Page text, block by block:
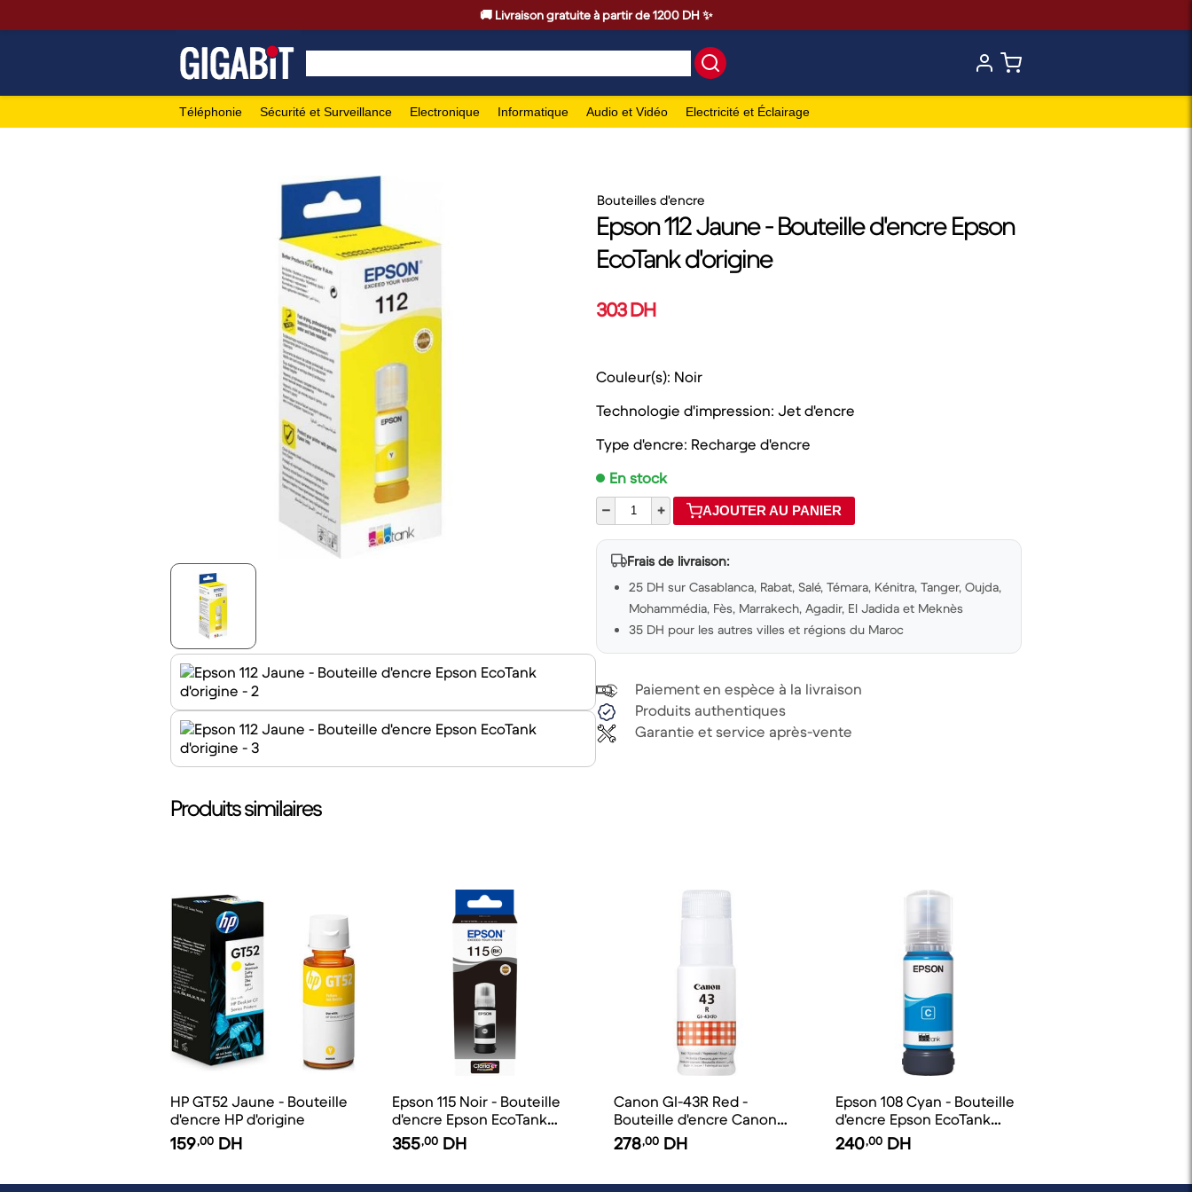
🚚 Livraison gratuite à partir de 1200 DH ✨
Téléphonie Sécurité et Surveillance Electronique Informatique Audio et Vidéo Electricité et Éclairage
Bouteilles d'encre
Epson 112 Jaune - Bouteille d'encre Epson
EcoTank d'origine
303 DH
Couleur(s): Noir
Technologie d'impression: Jet d'encre
Type d'encre: Recharge d'encre
En stock
–
+ AJOUTER AU PANIER
Frais de livraison:
25 DH sur Casablanca, Rabat, Salé, Témara, Kénitra, Tanger, Oujda,
Mohammédia, Fès, Marrakech, Agadir, El Jadida et Meknès
35 DH pour les autres villes et régions du Maroc
Paiement en espèce à la livraison
Produits authentiques
Garantie et service après-vente
Produits similaires
HP GT52 Jaune - Bouteille
d'encre HP d'origine
159,00 DH
Epson 115 Noir - Bouteille
d'encre Epson EcoTank
d'origine
355,00 DH
Canon GI-43R Red -
Bouteille d'encre Canon
d'origine
278,00 DH
Epson 108 Cyan - Bouteille
d'encre Epson EcoTank
d'origine
240,00 DH